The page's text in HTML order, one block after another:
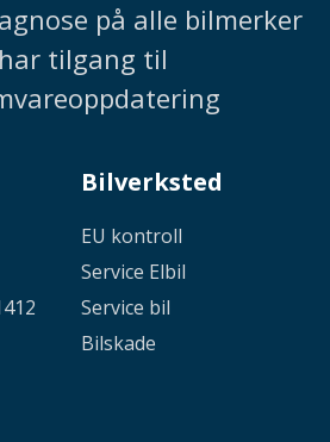
på alle bilmerker
tilgang til
Bilverksted
EU kontroll
Service Elbil
Service bil
Bilskade